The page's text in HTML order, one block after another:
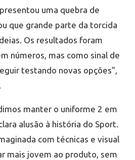
uma quebra de
que grande parte da torcida
Os resultados foram
números, mas como sinal de
testando novas opções”,
manter o uniforme 2 em
alusão à história do Sport.
com técnicas e visual
mais jovem ao produto, sem